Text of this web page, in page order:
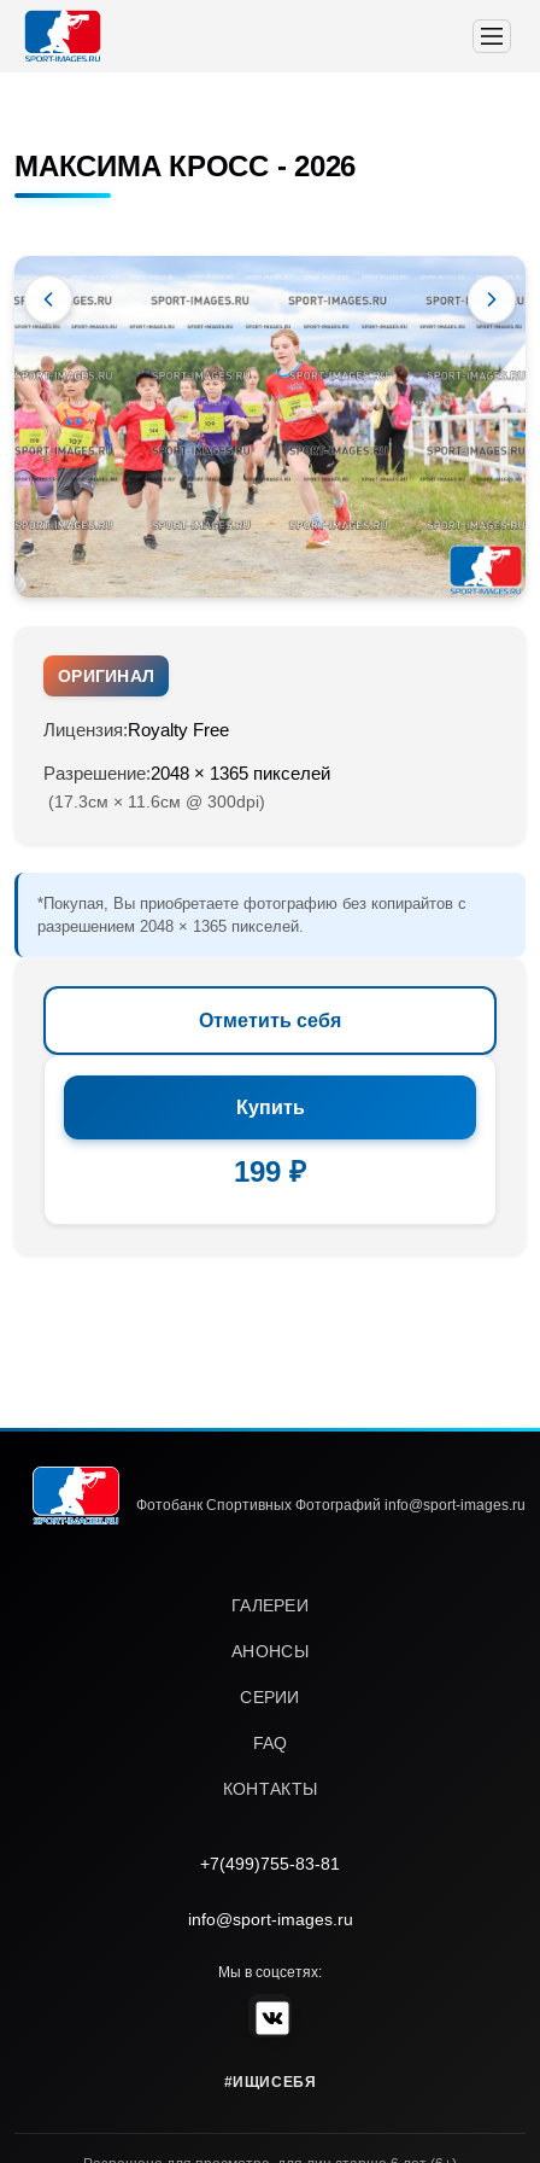
МАКСИМА КРОСС - 2026
ОРИГИНАЛ
Лицензия:Royalty Free
Разрешение:2048 × 1365 пикселей
(17.3см × 11.6см @ 300dpi)
*Покупая, Вы приобретаете фотографию без копирайтов с
разрешением 2048 × 1365 пикселей.
Отметить себя
Купить
199 ₽
Фотобанк Спортивных Фотографий info@sport-images.ru
ГАЛЕРЕИ
АНОНСЫ
СЕРИИ
FAQ
КОНТАКТЫ
+7(499)755-83-81
info@sport-images.ru
Мы в соцсетях:
#ИЩИСЕБЯ